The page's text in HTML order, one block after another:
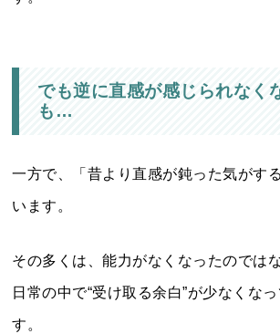
でも逆に直感が感じられなく
も…
一方で、「昔より直感が鈍った気がす
います。
その多くは、能力がなくなったのではな
日常の中で“受け取る余白”が少なくな
す。